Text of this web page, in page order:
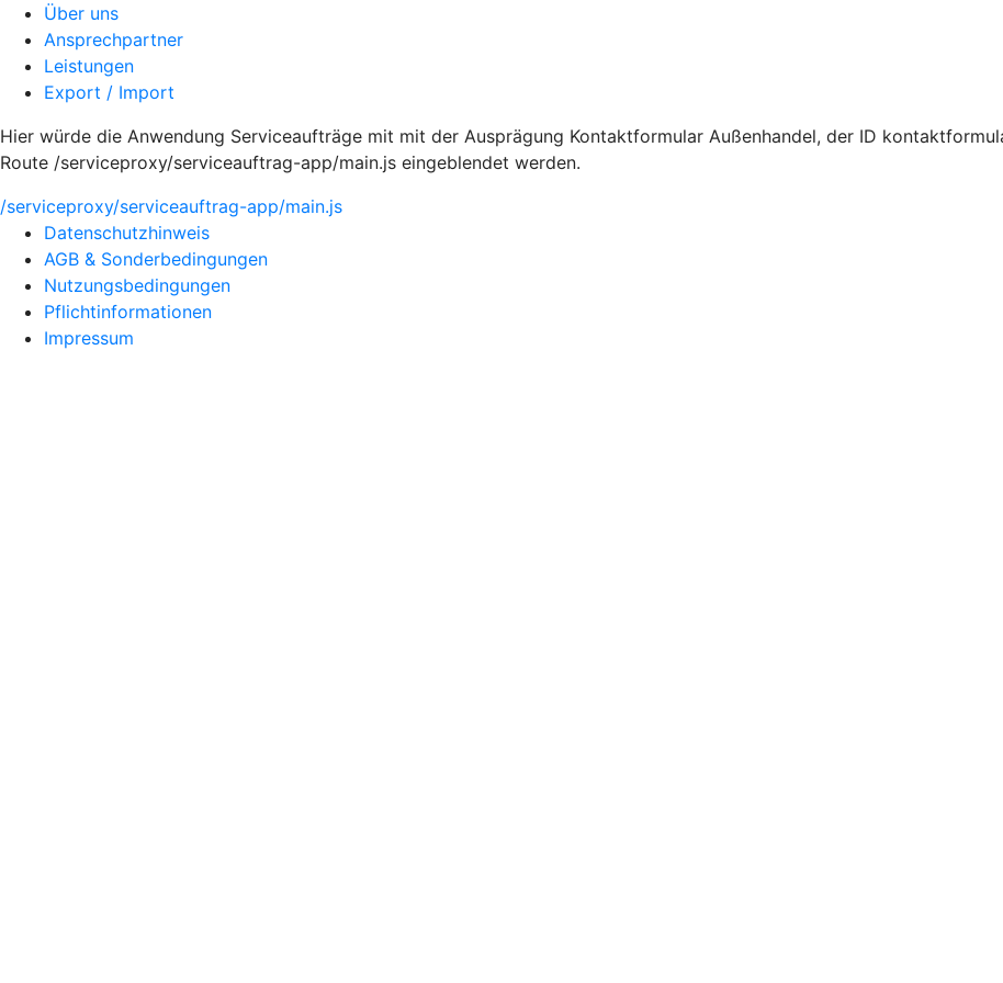
Über uns
Ansprechpartner
Leistungen
Export / Import
Hier würde die Anwendung Serviceaufträge mit mit der Ausprägung Kontaktformular Außenhandel, der ID
Route /serviceproxy/serviceauftrag-app/main.js eingeblendet werden.
/serviceproxy/serviceauftrag-app/main.js
Datenschutzhinweis
AGB & Sonderbedingungen
Nutzungsbedingungen
Pflichtinformationen
Impressum